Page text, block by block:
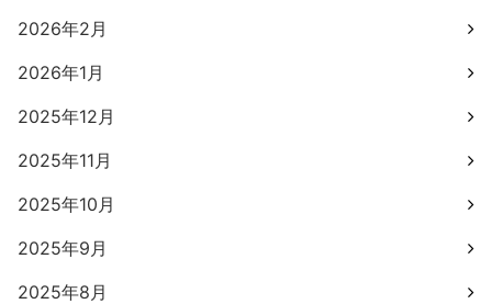
2026年2月
2026年1月
2025年12月
2025年11月
2025年10月
2025年9月
2025年8月